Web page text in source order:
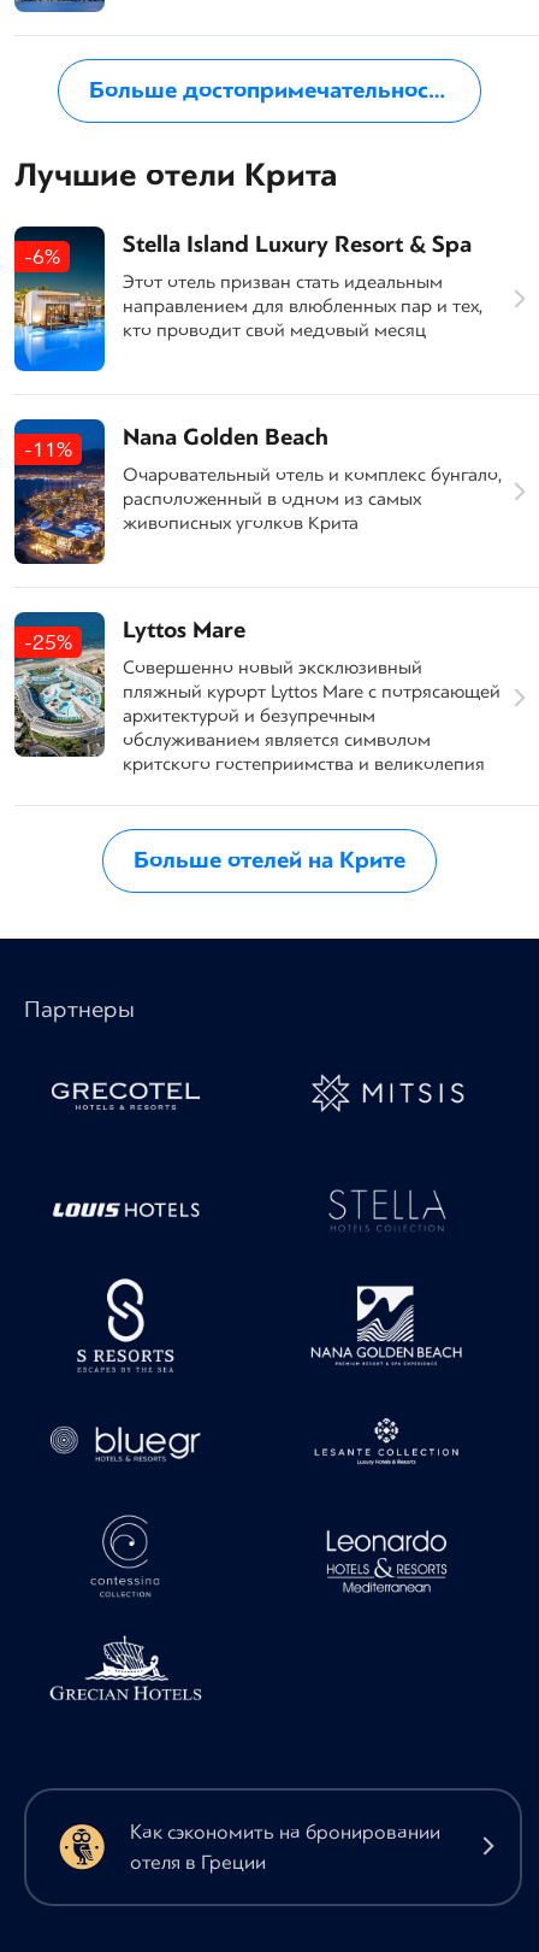
Больше достопримечательностей на Крите
Лучшие отели Крита
-6% Stella Island Luxury Resort & Spa
Этот отель призван стать идеальным
направлением для влюбленных пар и тех,
кто проводит свой медовый месяц
-11% Nana Golden Beach
Очаровательный отель и комплекс бунгало,
расположенный в одном из самых
живописных уголков Крита
-25% Lyttos Mare
Совершенно новый эксклюзивный
пляжный курорт Lyttos Mare с потрясающей
архитектурой и безупречным
обслуживанием является символом
критского гостеприимства и великолепия
Больше отелей на Крите
Партнеры
Как сэкономить на бронировании
отеля в Греции